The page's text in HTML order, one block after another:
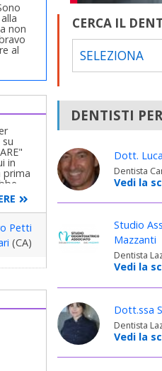
non
al
in
prima
in
del
e
Petti
(CA)
CERCA IL
SELEZIONA
DENTISTI
Dott.
Dentista
Vedi la
Studio
Mazzanti
Dentista
Vedi la
Dott.ssa
Dentista
Vedi la